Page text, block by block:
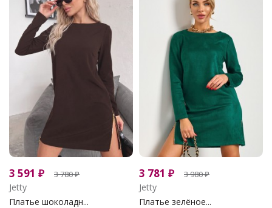
3 591 ₽ 3 780₽
Jetty
Платье шоколадн...
3 781 ₽ 3 980₽
Jetty
Платье зелёное...